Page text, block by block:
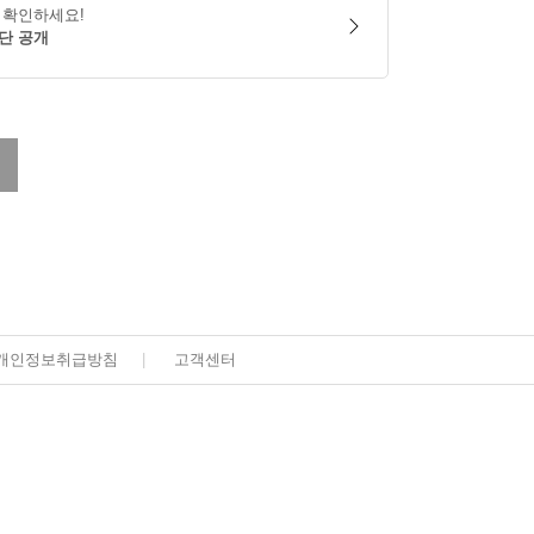
인하세요!
공개
인정보취급방침 고객센터